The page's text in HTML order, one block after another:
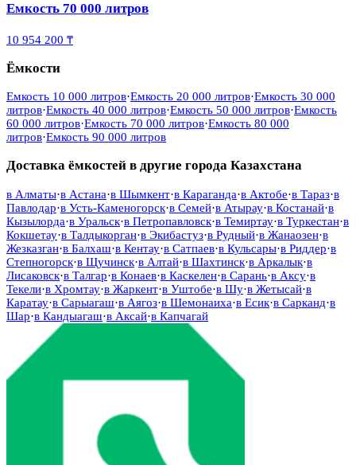
Емкость 70 000 литров
10 954 200 ₸
Ёмкости
Емкость 10 000 литров·Емкость 20 000 литров·Емкость 30 000
литров·Емкость 40 000 литров·Емкость 50 000 литров·Емкость
60 000 литров·Емкость 70 000 литров·Емкость 80 000
литров·Емкость 90 000 литров
Доставка ёмкостей в другие города Казахстана
в Алматы·в Астана·в Шымкент·в Караганда·в Актобе·в Тараз·в
Павлодар·в Усть-Каменогорск·в Семей·в Атырау·в Костанай·в
Кызылорда·в Уральск·в Петропавловск·в Темиртау·в Туркестан·в
Кокшетау·в Талдыкорган·в Экибастуз·в Рудный·в Жанаозен·в
Жезказган·в Балхаш·в Кентау·в Сатпаев·в Кульсары·в Риддер·в
Степногорск·в Щучинск·в Алтай·в Шахтинск·в Аркалык·в
Лисаковск·в Талгар·в Конаев·в Каскелен·в Сарань·в Аксу·в
Текели·в Хромтау·в Жаркент·в Уштобе·в Шу·в Жетысай·в
Каратау·в Сарыагаш·в Аягоз·в Шемонаиха·в Есик·в Сарканд·в
Шар·в Кандыагаш·в Аксай·в Капчагай